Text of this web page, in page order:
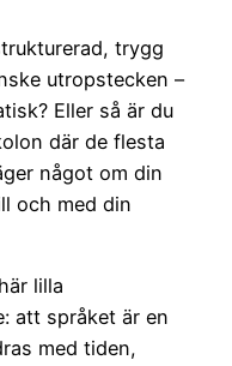
trygg
utropstecken –
Eller så är du
där de flesta
något om din
och med din
lilla
att språket är en
med tiden,